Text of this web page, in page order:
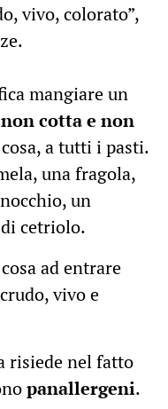
vivo, colorato”,
mangiare un
non cotta e non
a tutti i pasti.
una fragola,
un
cetriolo.
ad entrare
vivo e
risiede nel fatto
panallergeni.